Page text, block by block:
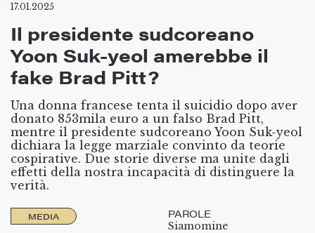
17.01.2025
Il presidente sudcoreano
Yoon Suk-yeol amerebbe il
fake Brad Pitt?
Una donna francese tenta il suicidio dopo aver
donato 853mila euro a un falso Brad Pitt,
mentre il presidente sudcoreano Yoon Suk-yeol
dichiara la legge marziale convinto da teorie
cospirative. Due storie diverse ma unite dagli
effetti della nostra incapacità di distinguere la
verità.
MEDIA PAROLE
Siamomine